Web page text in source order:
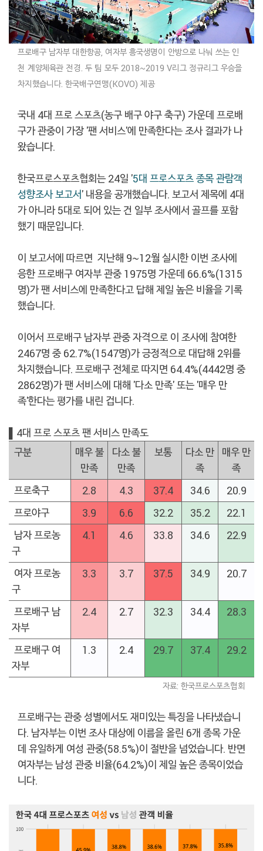
프로배구 남자부 대한항공, 여자부 흥국생명이 안방으로 나눠 쓰는 인
천 계양체육관 전경. 두 팀 모두 2018~2019 V리그 정규리그 우승을
차지했습니다. 한국배구연맹(KOVO) 제공
국내 4대 프로 스포츠(농구 배구 야구 축구) 가운데 프로배
구가 관중이 가장 '팬 서비스'에 만족한다는 조사 결과가 나
왔습니다.
한국프로스포츠협회는 24일 '5대 프로스포츠 종목 관람객
성향조사 보고서' 내용을 공개했습니다. 보고서 제목에 4대
가 아니라 5대로 되어 있는 건 일부 조사에서 골프를 포함
했기 때문입니다.
이 보고서에 따르면 지난해 9~12월 실시한 이번 조사에
응한 프로배구 여자부 관중 1975명 가운데 66.6%(1315
명)가 팬 서비스에 만족한다고 답해 제일 높은 비율을 기록
했습니다.
이어서 프로배구 남자부 관중 자격으로 이 조사에 참여한
2467명 중 62.7%(1547명)가 긍정적으로 대답해 2위를
차지했습니다. 프로배구 전체로 따지면 64.4%(4442명 중
2862명)가 팬 서비스에 대해 '다소 만족' 또는 '매우 만
족'한다는 평가를 내린 겁니다.
▌4대 프로 스포츠 팬 서비스 만족도
구분
매우 불
만족
다소 불
만족
보통
다소 만
족
매우 만
족
프로축구
2.8 4.3 37.4 34.6
20.9
프로야구
3.9 6.6 32.2 35.2
22.1
남자 프로농
구
4.1 4.6 33.8 34.6 22.9
여자 프로농
구
3.3 3.7 37.5 34.9 20.7
프로배구 남
자부
2.4 2.7 32.3 34.4 28.3
프로배구 여
자부
1.3 2.4 29.7 37.4 29.2
자료: 한국프로스포츠협회
프로배구는 관중 성별에서도 재미있는 특징을 나타냈습니
다. 남자부는 이번 조사 대상에 이름을 올린 6개 종목 가운
데 유일하게 여성 관중(58.5%)이 절반을 넘었습니다. 반면
여자부는 남성 관중 비율(64.2%)이 제일 높은 종목이었습
니다.